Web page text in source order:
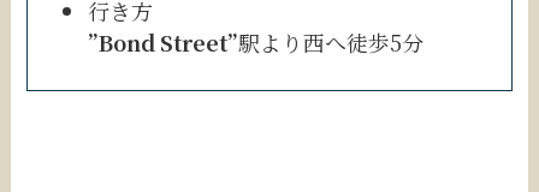
行き方
”Bond Street”駅より西へ徒歩5分